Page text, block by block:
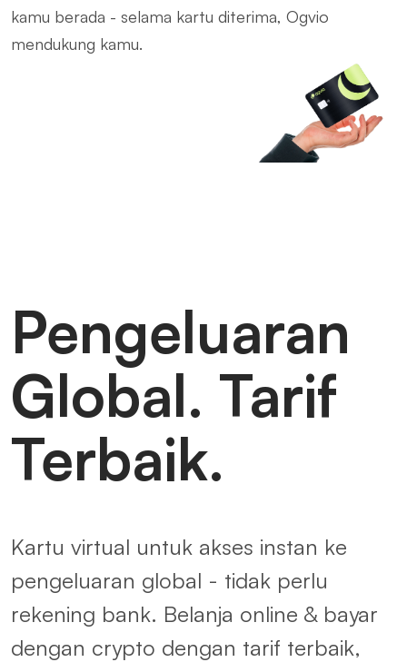
kamu berada - selama kartu diterima, Ogvio
mendukung kamu.
Pengeluaran
Global. Tarif
Terbaik.
Kartu virtual untuk akses instan ke
pengeluaran global - tidak perlu
rekening bank. Belanja online & bayar
dengan crypto dengan tarif terbaik,